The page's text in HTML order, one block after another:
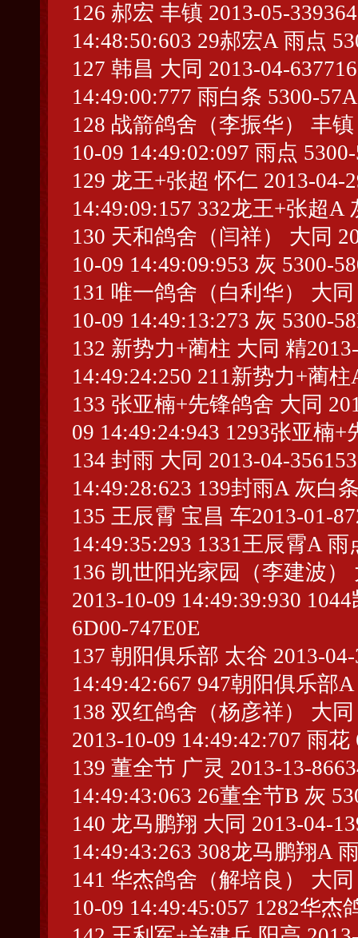
126 郝宏 丰镇 2013-05-
14:48:50:603 29郝宏A 雨点
127 韩昌 大同 2013-04-
14:49:00:777 雨白条 5300-
128 战箭鸽舍（李振华） 丰镇
10-09 14:49:02:097 雨点
129 龙王+张超 怀仁 2013-04-
14:49:09:157 332龙王+张超A
130 天和鸽舍（闫祥） 大同
10-09 14:49:09:953 灰 5300-
131 唯一鸽舍（白利华） 大同
10-09 14:49:13:273 灰 5300-
132 新势力+蔺柱 大同 精
14:49:24:250 211新势力+蔺
133 张亚楠+先锋鸽舍 大同
09 14:49:24:943 1293张亚楠
134 封雨 大同 2013-04-
14:49:28:623 139封雨A 灰白
135 王辰霄 宝昌 车2013-01-
14:49:35:293 1331王辰霄A 雨
136 凯世阳光家园（李建波）
2013-10-09 14:49:39:930
6D00-747E0E
137 朝阳俱乐部 太谷 2013-
14:49:42:667 947朝阳俱乐部
138 双红鸽舍（杨彦祥） 大
2013-10-09 14:49:42:707 雨花
139 董全节 广灵 2013-13-
14:49:43:063 26董全节B 灰
140 龙马鹏翔 大同 2013-04-
14:49:43:263 308龙马鹏翔A
141 华杰鸽舍（解培良） 大同
10-09 14:49:45:057 1282华